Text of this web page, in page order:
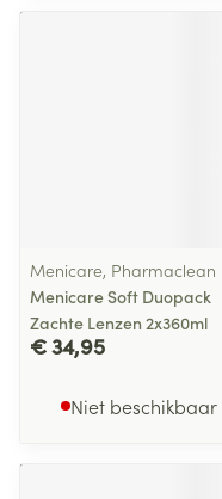
Menicare, Pharmaclean
Menicare Soft Duopack
Zachte Lenzen 2x360ml
€ 34,95
Niet beschikbaar